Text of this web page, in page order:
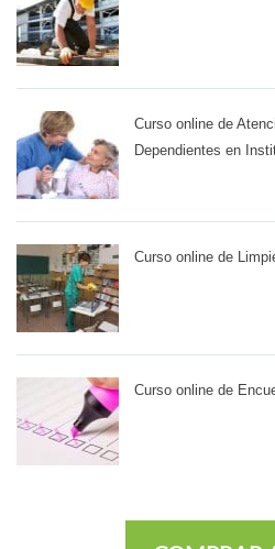
Curso online de
Dependientes en
Curso online de
Curso online de